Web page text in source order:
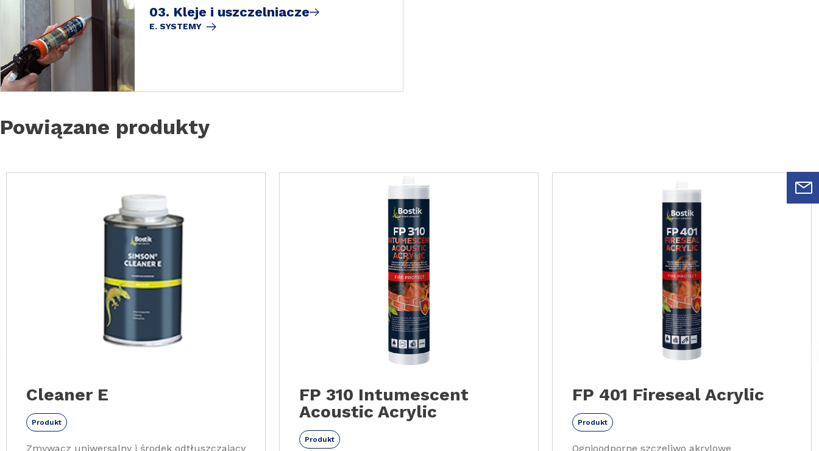
03. Kleje i uszczelniacze
E. SYSTEMY
Powiązane produkty
Cleaner E
Produkt
Zmywacz uniwersalny i środek odtłuszczający
FP 310 Intumescent
Acoustic Acrylic
Produkt
FP 401 Fireseal Acrylic
Produkt
Ognioodporne szczeliwo akrylowe